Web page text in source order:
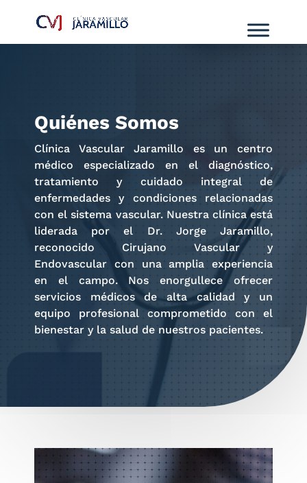
Quiénes Somos
Clínica Vascular Jaramillo es un centro
médico especializado en el diagnóstico,
tratamiento y cuidado integral de
enfermedades y condiciones relacionadas
con el sistema vascular. Nuestra clínica está
liderada por el Dr. Jorge Jaramillo,
reconocido Cirujano Vascular y
Endovascular con una amplia experiencia
en el campo. Nos enorgullece ofrecer
servicios médicos de alta calidad y un
equipo profesional comprometido con el
bienestar y la salud de nuestros pacientes.